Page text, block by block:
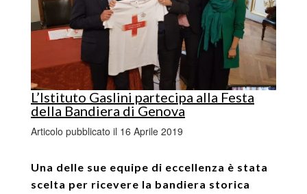
L’Istituto Gaslini partecipa alla Festa
della Bandiera di Genova
Articolo pubblicato il 16 Aprile 2019
Una delle sue equipe di eccellenza è stata
scelta per ricevere la bandiera storica